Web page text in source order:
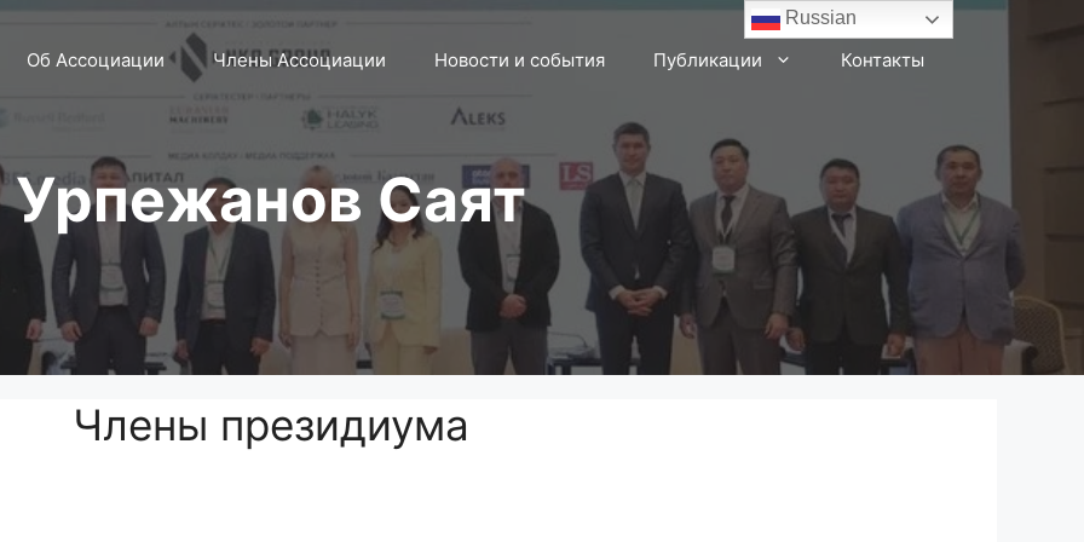
Об Ассоциации Члены Ассоциации Новости и события Публикации Контакты
Урпежанов Саят
Члены президиума
Russian